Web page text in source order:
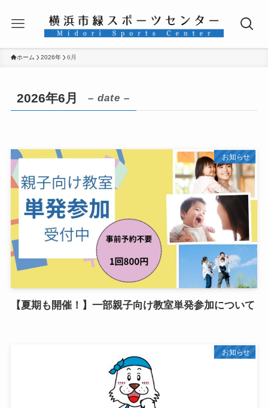
ホーム 2026年 6月
2026年6月 – date –
お知らせ
【夏期も開催！】一部親子向け教室単発参加について
お知らせ